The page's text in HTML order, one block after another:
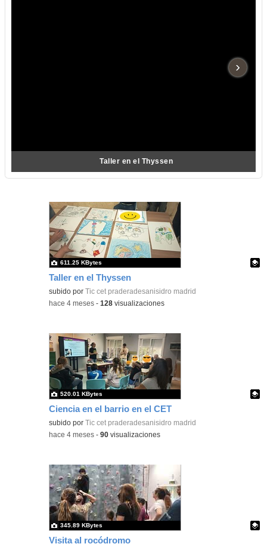
Taller en el Thyssen
›
Taller en el Thyssen
Contenido educativo.
subido porTic cet praderadesanisidro madrid
611.25 KBytes
-hace 4 meses -128 visualizaciones
Ciencia en el barrio en el CET
Contenido educativo.
subido porTic cet praderadesanisidro madrid
520.01 KBytes
-hace 4 meses -90 visualizaciones
Visita al rocódromo
345.89 KBytes